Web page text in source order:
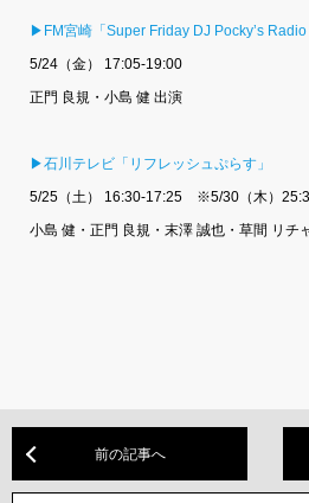
▶FM宮崎「Super Friday DJ Pocky’s Radio
5/24（金） 17:05-19:00
正門 良規・小島 健 出演
▶石川テレビ「リフレッシュぷらす」
5/25（土） 16:30-17:25 ※5/30（木）
小島 健・正門 良規・末澤 誠也・草間 リ
前の記事へ